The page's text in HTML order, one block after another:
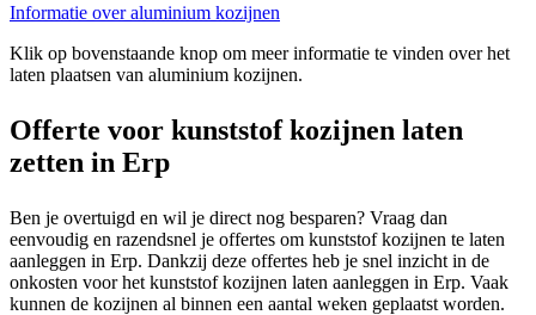
Informatie over aluminium kozijnen
Klik op bovenstaande knop om meer informatie te vinden over het
laten plaatsen van aluminium kozijnen.
Offerte voor kunststof kozijnen laten
zetten in Erp
Ben je overtuigd en wil je direct nog besparen? Vraag dan
eenvoudig en razendsnel je offertes om kunststof kozijnen te laten
aanleggen in Erp. Dankzij deze offertes heb je snel inzicht in de
onkosten voor het kunststof kozijnen laten aanleggen in Erp. Vaak
kunnen de kozijnen al binnen een aantal weken geplaatst worden.